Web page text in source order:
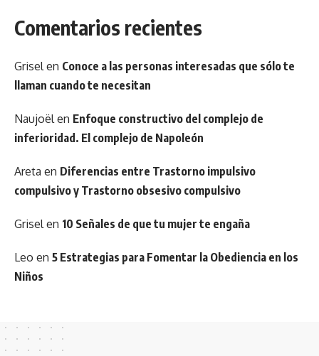
Comentarios recientes
Griselen Conoce a las personas interesadas que sólo te
llaman cuando te necesitan
Naujoëlen Enfoque constructivo del complejo de
inferioridad. El complejo de Napoleón
Areta en Diferencias entre Trastorno impulsivo
compulsivo y Trastorno obsesivo compulsivo
Griselen 10 Señales de que tu mujer te engaña
Leo en 5 Estrategias para Fomentar la Obediencia en los
Niños